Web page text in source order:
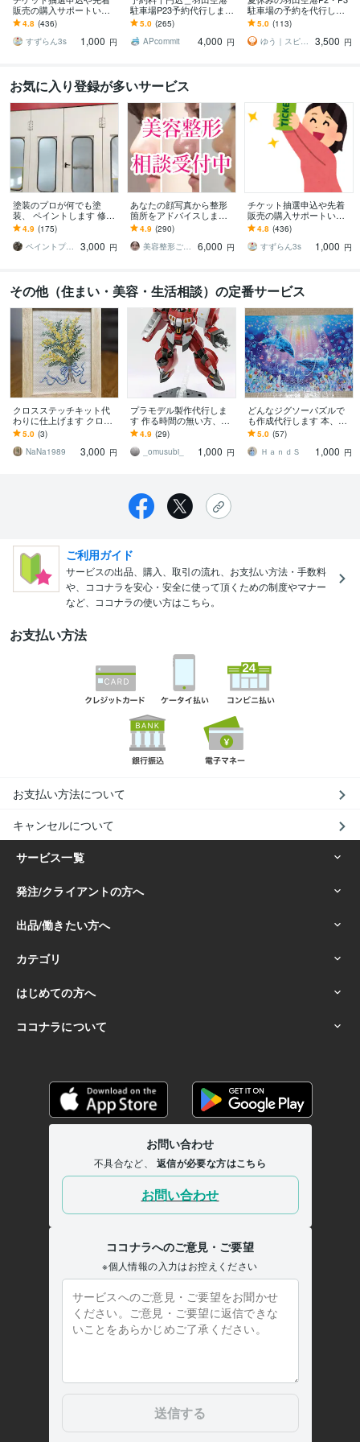
販売の購入サポートいた
します 申込口数の必要な
方、チケ発が出来ない方
は是非ご連絡下さい。
4.8 (436)
すずらん3s
1,000 円
駐車場P23予約代行します
[実績100%※の成功率/1000
円込！]評価を参照下さい
5.0 (265)
APcommit
4,000 円
駐車場の予約を代行しま
す 手数料込み・満車もキ
ャンセル待ち対応
5.0 (113)
ゆう｜スピード予約代行
3,500 円
お気に入り登録が多いサービス
塗装のプロが何でも塗
装、 ペイントします 修理
塗装可能かどうかまずは
ご相談下さい。
4.9 (175)
ペイントプロK
3,000 円
あなたの顔写真から整形
箇所をアドバイスします
整形歴17年の経験を活か
し、丁寧にアドバイスし
ます
4.9 (290)
美容整形ごまちゃん
6,000 円
チケット抽選申込や先着
販売の購入サポートいた
します 申込口数の必要な
方、チケ発が出来ない方
は是非ご連絡下さい。
4.8 (436)
すずらん3s
1,000 円
その他（住まい・美容・生活相談）の定番サービス
クロスステッチキット代
わりに仕上げます クロス
ステッチの代行、クロス
ステッチ刺繍の代行
5.0 (3)
NaNa1989
3,000 円
プラモデル製作代行しま
す 作る時間の無い方、積
みプラ消化したい方にお
すすめ！
4.9 (29)
_omusubi_
1,000 円
どんなジグソーパズルで
も作成代行します 本、テ
レビで紹介されました！
どんなパズルでも相談く
ださい！
5.0 (57)
ＨａｎｄＳ
1,000 円
ご利用ガイド
サービスの出品、購入、取引の流れ、お支払い方法・手数料
や、ココナラを安心・安全に使って頂くための制度やマナー
など、ココナラの使い方はこちら。
お支払い方法
お支払い方法について
キャンセルについて